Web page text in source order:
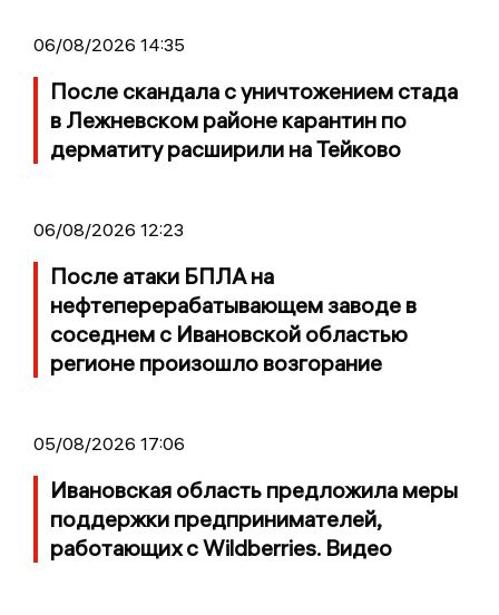
06/08/2026 14:35
После скандала с уничтожением стада
в Лежневском районе карантин по
дерматиту расширили на Тейково
06/08/2026 12:23
После атаки БПЛА на
нефтеперерабатывающем заводе в
соседнем с Ивановской областью
регионе произошло возгорание
05/08/2026 17:06
Ивановская область предложила меры
поддержки предпринимателей,
работающих с Wildberries. Видео